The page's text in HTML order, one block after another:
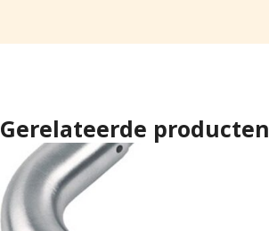
Gerelateerde producten